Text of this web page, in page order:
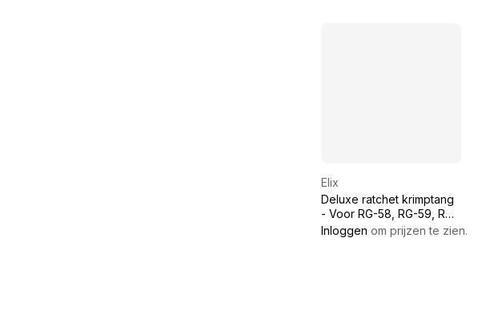
Elix
Deluxe ratchet krimptang
- Voor RG-58, RG-59, RG-
62, Coax en F
Inloggen om prijzen te zien.